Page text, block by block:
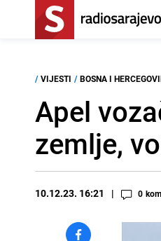
/ VIJESTI / BOSNA I
Apel
zemlje,
10.12.23. 16:21 0